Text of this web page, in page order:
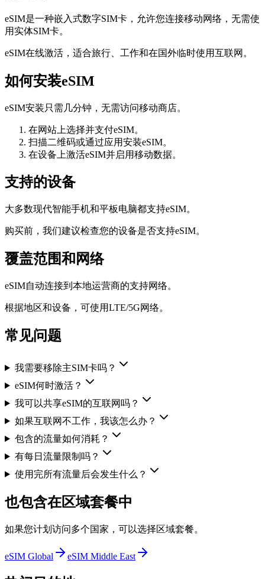
eSIM是一种嵌入式数字SIM卡，允许您连接移动网络，无需使
用实体SIM卡。
eSIM在线激活，适合旅行、工作和在国外临时使用互联网。
如何安装eSIM
eSIM安装只需几分钟，无需访问移动商店。
在网站上选择并支付eSIM。
扫描二维码或通过应用安装eSIM。
在设备上激活eSIM并启用移动数据。
支持的设备
大多数现代智能手机和平板电脑都支持eSIM。
购买前，我们建议检查您的设备是否支持eSIM。
覆盖范围和网络
eSIM自动连接到本地运营商的支持网络。
根据地区和设备，可使用LTE/5G网络。
常见问题
我需要移除主SIM卡吗？
eSIM何时激活？
我可以共享eSIM的互联网吗？
如果互联网不工作，我该怎么办？
包含的流量如何消耗？
有每日流量限制吗？
使用完所有流量后会发生什么？
也包含在区域套餐中
如果您计划访问多个国家，可以选择区域套餐。
eSIM Global eSIM Middle East